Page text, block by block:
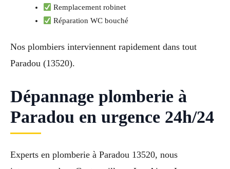
Remplacement robinet
Réparation WC bouché
Nos plombiers interviennent rapidement dans tout
Paradou (13520).
Dépannage plomberie à
Paradou en urgence 24h/24
Experts en plomberie à Paradou 13520, nous